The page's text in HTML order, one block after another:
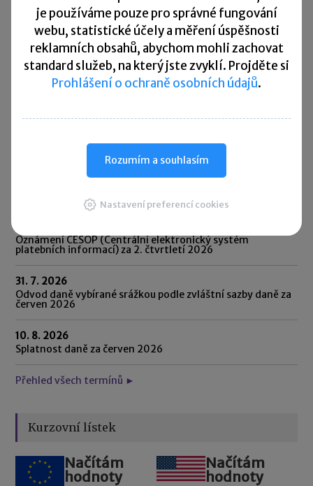
povinnosti.
Rychlé zprávy ►
Daňový kalendář
Daňové přiznání a splatnost daně k OSS – režim mimo EU,
Oznámení o výši obratů za kalendářní čtvrtletí v
Oznámení CESOP (Centrální elektronický systém
platebních informací) za 2. čtvrtletí 2026
31. 7. 2026
Odvod daně vybírané srážkou podle zvláštní sazby daně za
červen 2026
10. 8. 2026
Splatnost daně za červen 2026
Přehled všech termínů ►
Kurzovní lístek
Načítám
hodnoty
Načítám
hodnoty
je používáme pouze pro správné fungování
webu, statistické účely a měření úspěšnosti
reklamních obsahů, abychom mohli zachovat
standard služeb, na který jste zvyklí. Projděte si
Prohlášení o ochraně osobních údajů.
Rozumím a souhlasím
Nastavení preferencí cookies